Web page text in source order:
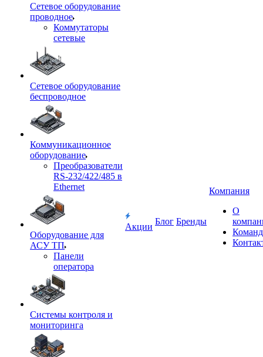
Сетевое оборудование
проводное
Коммутаторы
сетевые
Сетевое оборудование
беспроводное
Коммуникационное
оборудование
Преобразователи
RS-232/422/485 в
Ethernet
Оборудование для
АСУ ТП
Панели
оператора
Системы контроля и
мониторинга
Акции
Блог Бренды
Компания
О